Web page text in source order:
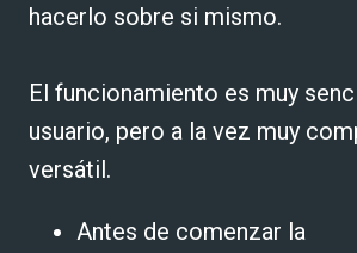
hacerlo sobre si mismo.
El funcionamiento es muy
usuario, pero a la vez muy
versátil.
Antes de comenzar la